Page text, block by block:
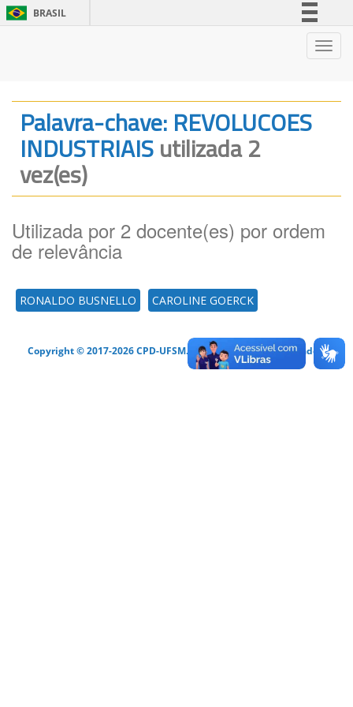
BRASIL
Legislação
Canais
Palavra-chave: REVOLUCOES
INDUSTRIAISutilizada 2
vez(es)
Utilizada por 2 docente(es) por ordem
de relevância
RONALDO BUSNELLO CAROLINE GOERCK
Copyright © 2017-2026 CPD-UFSM. Todos os direitos reservados.